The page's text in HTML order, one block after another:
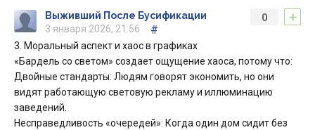
+
0
Выживший После Бусификации
3 января 2026, 21:56
#
3. Моральный аспект и хаос в графиках
«Бардель со светом» создает ощущение хаоса, потому что:
Двойные стандарты: Людям говорят экономить, но они
видят работающую световую рекламу и иллюминацию
заведений.
Несправедливость «очередей»: Когда один дом сидит без